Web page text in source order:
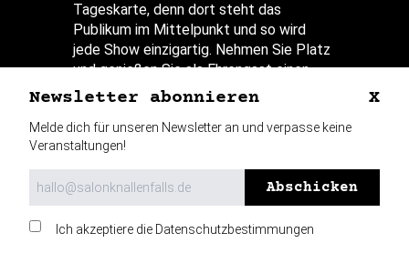
Tageskarte, denn dort steht das
Publikum im Mittelpunkt und so wird
jede Show einzigartig. Nehmen Sie Platz
und genießen Sie als Ehrengast einen
Abend in bester Gesellschaft!
Newsletter abonnieren X
Melde dich für unseren Newsletter an und verpasse keine
Veranstaltungen!
Abschicken
Ich akzeptiere die Datenschutzbestimmungen
Datenschutz Impressum